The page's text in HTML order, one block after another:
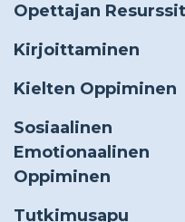
Opettajan Resurssit
Kirjoittaminen
Kielten Oppiminen
Sosiaalinen
Emotionaalinen
Oppiminen
Tutkimusapu